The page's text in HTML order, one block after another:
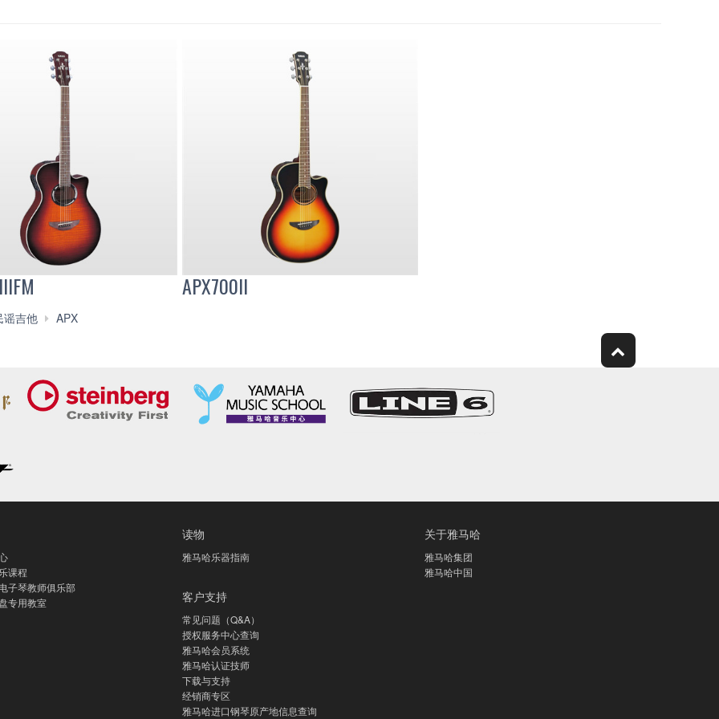
APX700II
谣吉他 APX
课程
子琴教师俱乐部
专用教室
读物
雅马哈乐器指南
客户支持
常见问题（Q&A）
授权服务中心查询
雅马哈会员系统
雅马哈认证技师
下载与支持
经销商专区
雅马哈进口钢琴原产地信息查询
关于雅马哈
雅马哈集团
雅马哈中国